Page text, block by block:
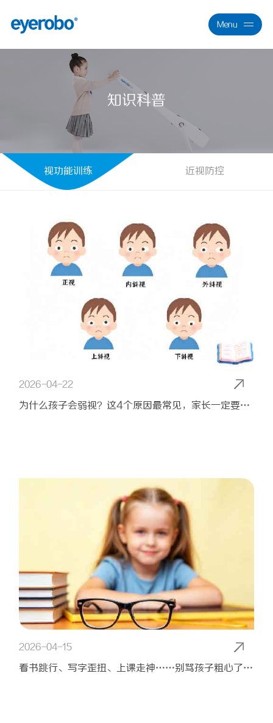
Menu
Close
知识科普
视功能训练 近视防控
2026-04-22
为什么孩子会弱视？这4个原因最常见，家长一定要警惕
2026-04-15
看书跳行、写字歪扭、上课走神……别骂孩子粗心了！可能是眼睛“功能坏了”